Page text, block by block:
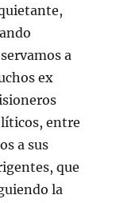
a
ex
entre
a sus
que
la